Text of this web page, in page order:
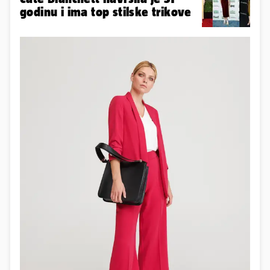
godinu i ima top stilske trikove